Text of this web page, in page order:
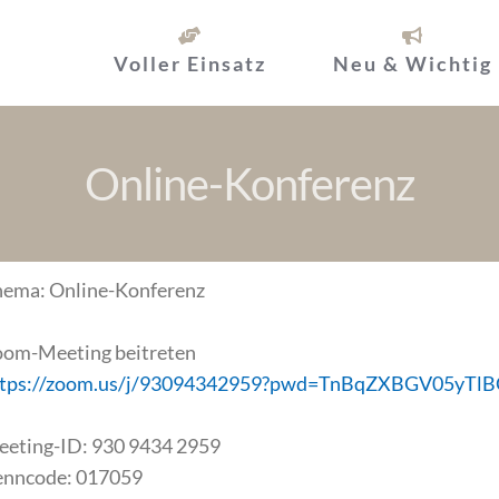
Voller Einsatz Neu & Wichtig
Online-Konferenz
Online-Konferenz
Meeting beitreten
zoom.us/j/
ID: 930 9434 2959
017059